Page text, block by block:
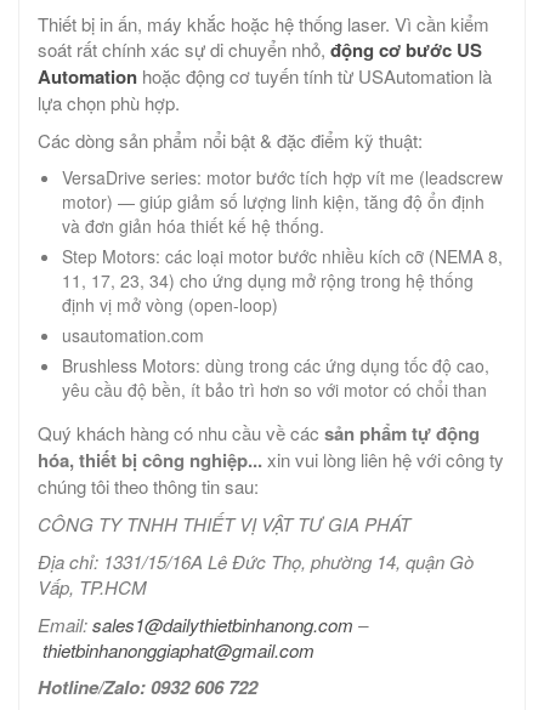
Thiết bị in ấn, máy khắc hoặc hệ thống laser. Vì cần kiểm
soát rất chính xác sự di chuyển nhỏ, động cơ bước US
Automation hoặc động cơ tuyến tính từ USAutomation là
lựa chọn phù hợp.
Các dòng sản phẩm nổi bật & đặc điểm kỹ thuật:
VersaDrive series: motor bước tích hợp vít me (leadscrew
motor) — giúp giảm số lượng linh kiện, tăng độ ổn định
và đơn giản hóa thiết kế hệ thống.
Step Motors: các loại motor bước nhiều kích cỡ (NEMA 8,
11, 17, 23, 34) cho ứng dụng mở rộng trong hệ thống
định vị mở vòng (open-loop)
usautomation.com
Brushless Motors: dùng trong các ứng dụng tốc độ cao,
yêu cầu độ bền, ít bảo trì hơn so với motor có chổi than
Quý khách hàng có nhu cầu về các sản phẩm tự động
hóa, thiết bị công nghiệp...xin vui lòng liên hệ với công ty
chúng tôi theo thông tin sau:
CÔNG TY TNHH THIẾT VỊ VẬT TƯ GIA PHÁT
Địa chỉ: 1331/15/16A Lê Đức Thọ, phường 14, quận Gò
Vấp, TP.HCM
Email:sales1@dailythietbinhanong.com –
thietbinhanonggiaphat@gmail.com
Hotline/Zalo: 0932 606 722